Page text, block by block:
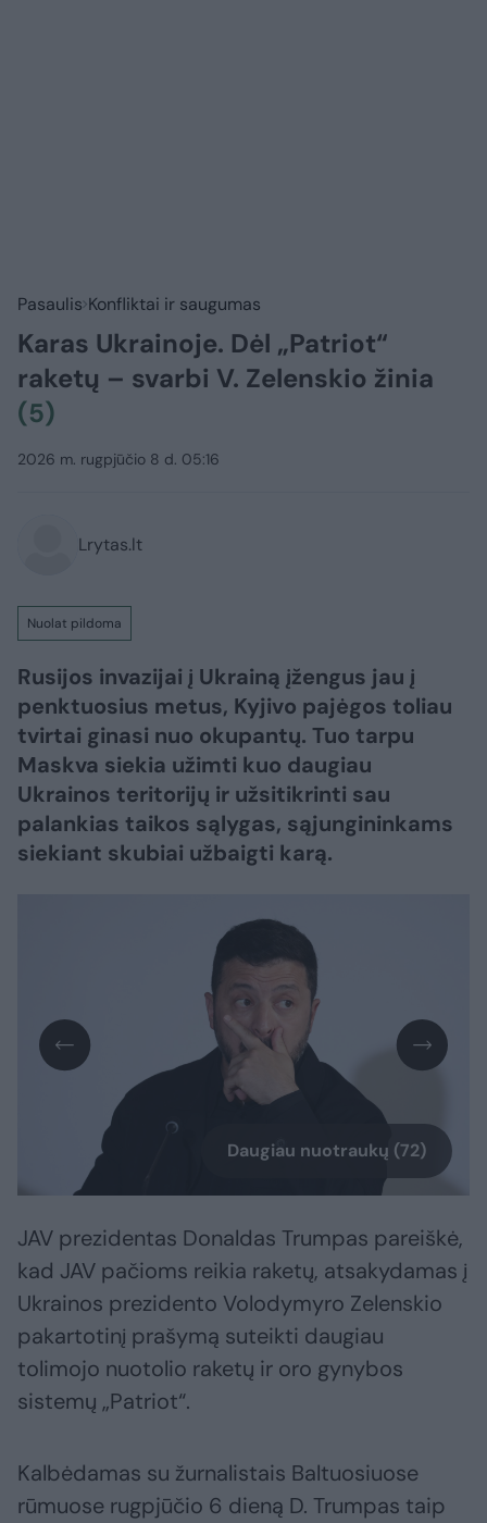
Pasaulis Konfliktai ir saugumas
Karas Ukrainoje. Dėl „Patriot“
raketų – svarbi V. Zelenskio žinia
(5)
2026 m. rugpjūčio 8 d. 05:16
Lrytas.lt
Nuolat pildoma
Rusijos invazijai į Ukrainą įžengus jau į
penktuosius metus, Kyjivo pajėgos toliau
tvirtai ginasi nuo okupantų. Tuo tarpu
Maskva siekia užimti kuo daugiau
Ukrainos teritorijų ir užsitikrinti sau
palankias taikos sąlygas, sąjungininkams
siekiant skubiai užbaigti karą.​​​​​​​​​​​​​​​​​​​​​​​​​​​
Daugiau nuotraukų (72)
JAV prezidentas Donaldas Trumpas pareiškė,
kad JAV pačioms reikia raketų, atsakydamas į
Ukrainos prezidento Volodymyro Zelenskio
pakartotinį prašymą suteikti daugiau
tolimojo nuotolio raketų ir oro gynybos
sistemų „Patriot“.
Kalbėdamas su žurnalistais Baltuosiuose
rūmuose rugpjūčio 6 dieną D. Trumpas taip